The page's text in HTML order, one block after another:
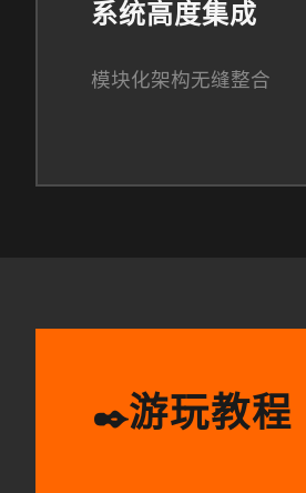
系统高度集成
模块化架构无缝整合
✒️游玩教程